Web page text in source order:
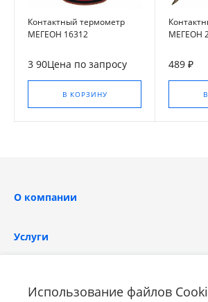
Использование файлов
Контактный термометр
МЕГЕОН 16312
3 90Цена по запросу
В КОРЗИНУ
МЕГЕОН
489 ₽
О компании
Услуги